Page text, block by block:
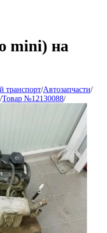
mini) на
транспорт/Автозапчасти/
/Товар №12130088/